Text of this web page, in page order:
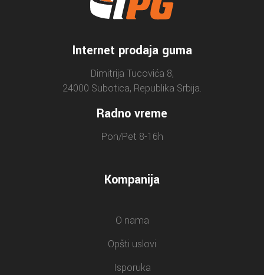
Internet prodaja guma
Dimitrija Tucovića 8,
24000 Subotica, Republika Srbija.
Radno vreme
Pon/Pet 8-16h
Kompanija
O nama
Opšti uslovi
Isporuka